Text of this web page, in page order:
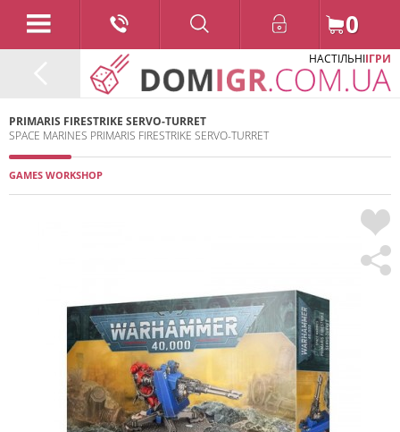
0
НАСТІЛЬНІІГРИ
PRIMARIS FIRESTRIKE SERVO-TURRET
SPACE MARINES PRIMARIS FIRESTRIKE SERVO-TURRET
GAMES WORKSHOP